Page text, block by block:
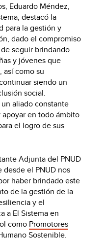
Eduardo Méndez,
destacó la
para la gestión y
dado el compromiso
seguir brindando
y jóvenes que
así como su
siendo un
social.
aliado constante
en todo ámbito
el logro de sus
Adjunta del PNUD
el PNUD nos
haber brindado este
de la gestión de la
y el
a El Sistema en
como Promotores
Sostenible.